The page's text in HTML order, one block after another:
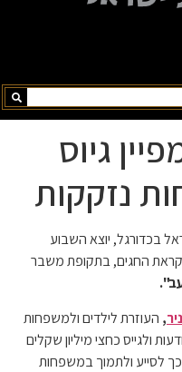
גיוס
נזקקות
בכדורגל, יוצא השבוע
החגים, בתקופת משבר
, העוזרת לילדים ולמשפחות
ולגייס כחצי מיליון שקלים
מזון לחג ובכך לסייע ולתמוך במשפחות